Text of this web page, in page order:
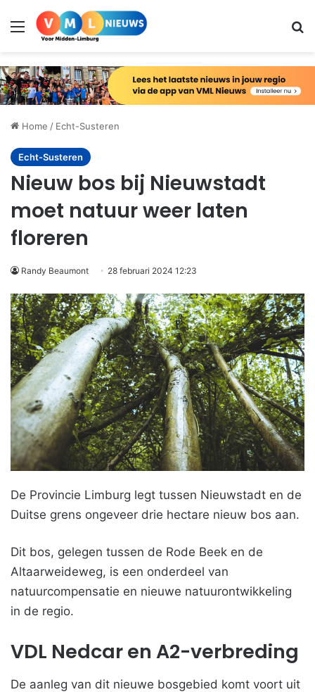
Menu
Home / Echt-Susteren
Echt-Susteren
Nieuw bos bij Nieuwstadt
moet natuur weer laten
floreren
Randy Beaumont 28 februari 2024 12:23
De Provincie Limburg legt tussen Nieuwstadt en de
Duitse grens ongeveer drie hectare nieuw bos aan.
Dit bos, gelegen tussen de Rode Beek en de
Altaarweideweg, is een onderdeel van
natuurcompensatie en nieuwe natuurontwikkeling
in de regio.
VDL Nedcar en A2-verbreding
De aanleg van dit nieuwe bosgebied komt voort uit